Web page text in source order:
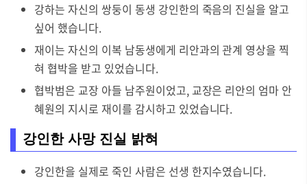
강하는 자신의 쌍둥이 동생 강인한의 죽음의 진실을 알고
싶어 했습니다.
재이는 자신의 이복 남동생에게 리안과의 관계 영상을 찍
혀 협박을 받고 있었습니다.
협박범은 교장 아들 남주원이었고, 교장은 리안의 엄마 안
혜원의 지시로 재이를 감시하고 있었습니다.
강인한 사망 진실 밝혀
강인한을 실제로 죽인 사람은 선생 한지수였습니다.